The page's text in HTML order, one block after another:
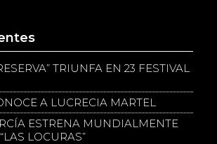
TRIUNFA EN 23 FESTIVAL
A LUCRECIA MARTEL
ESTRENA MUNDIALMENTE
LOCURAS”